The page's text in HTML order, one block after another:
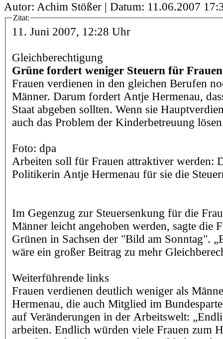
Autor: Achim Stößer | Datum: 11.06.2007
Zitat:
11. Juni 2007, 12:28 Uhr
Gleichberechtigung
Grüne fordert weniger Steuern für Frauen
Frauen verdienen in den gleichen Berufen
Männer. Darum fordert Antje Hermenau,
Staat abgeben sollten. Wenn sie
auch das Problem der Kinderbetreuung
Foto: dpa
Arbeiten soll für Frauen attraktiver werden:
Politikerin Antje Hermenau für sie die
Im Gegenzug zur Steuersenkung für die
Männer leicht angehoben werden, sagte die
Grünen in Sachsen der "Bild am Sonntag".
wäre ein großer Beitrag zu mehr
Weiterführende links
Frauen verdienen deutlich weniger als
Hermenau, die auch Mitglied im
auf Veränderungen in der Arbeitswelt:
arbeiten. Endlich würden viele Frauen zum